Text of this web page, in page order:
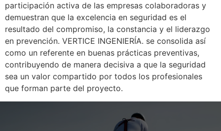
participación activa de las empresas colaboradoras y
demuestran que la excelencia en seguridad es el
resultado del compromiso, la constancia y el liderazgo
en prevención. VERTICE INGENIERÍA. se consolida así
como un referente en buenas prácticas preventivas,
contribuyendo de manera decisiva a que la seguridad
sea un valor compartido por todos los profesionales
que forman parte del proyecto.